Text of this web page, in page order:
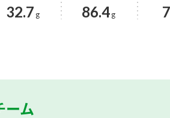
32.7 g 86.4g
ーム